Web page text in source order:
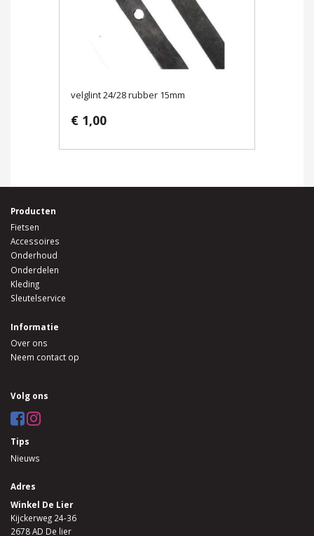
velglint 24/28 rubber 15mm
€ 1,00
Producten
Fietsen
Accessoires
Onderhoud
Onderdelen
Kleding
Sleutelservice
Informatie
Over ons
Neem contact op
Volg ons
Tips
Nieuws
Adres
Winkel De Lier
Kijckerweg 24-36
2678 AD De lier